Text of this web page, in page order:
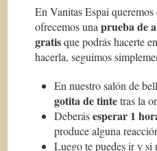
En Vanitas Espai
ofrecemos una prueba de
gratisque podrás hacerte
hacerla, seguimos
En nuestro salón de
gotita de tintetras la
Deberásesperar 1
produce alguna
Luego te puedes ir y si